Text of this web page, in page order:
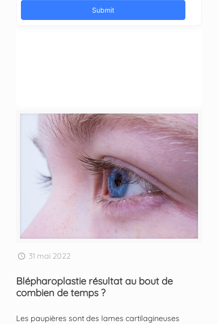
31 mai 2022
Blépharoplastie résultat au bout de
combien de temps ?
Les paupières sont des lames cartilagineuses